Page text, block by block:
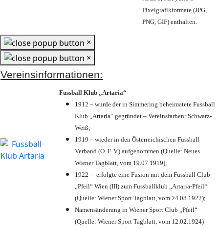
Pixelgrafikformate (JPG,
PNG, GIF) enthalten.
×
×
Vereinsinformationen:
Fussball Klub „Artaria“
1912 – wurde der in Simmering beheimatete Fussball
Klub „Artaria“ gegründet – Vereinsfarben: Schwarz-
Weiß;
1919 – wieder in den Österreichischen Fussball
Verband (Ö. F. V.) aufgenommen (Quelle: Neues
Wiener Tagblatt, vom 19.07.1919);
1922 – erfolgte eine Fusion mit dem Fussball Club
„Pfeil“ Wien (III) zum Fussballklub „Artaria-Pfeil“
(Quelle: Wiener Sport Tagblatt, vom 24.08.1922);
Namensänderung in Wiener Sport Club „Pfeil“
(Quelle: Wiener Sport Tagblatt, vom 12.02.1924)